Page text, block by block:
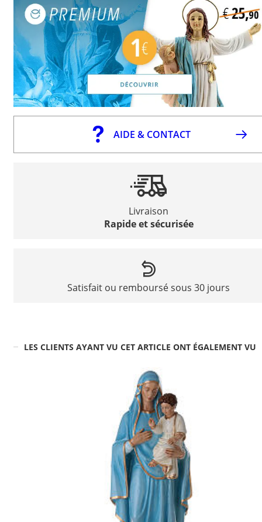
AIDE & CONTACT
Livraison
Rapide et sécurisée
Satisfait ou remboursé sous 30 jours
LES CLIENTS AYANT VU CET ARTICLE ONT ÉGALEMENT VU